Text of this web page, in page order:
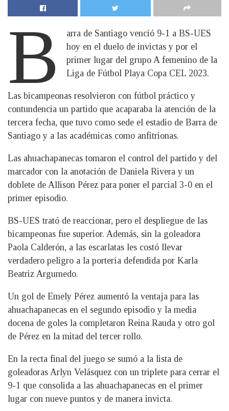
B
arra de Santiago venció 9-1 a BS-UES
hoy en el duelo de invictas y por el
primer lugar del grupo A femenino de la
Liga de Fútbol Playa Copa CEL 2023.
Las bicampeonas resolvieron con fútbol práctico y
contundencia un partido que acaparaba la atención de la
tercera fecha, que tuvo como sede el estadio de Barra de
Santiago y a las académicas como anfitrionas.
Las ahuachapanecas tomaron el control del partido y del
marcador con la anotación de Daniela Rivera y un
doblete de Allison Pérez para poner el parcial 3-0 en el
primer episodio.
BS-UES trató de reaccionar, pero el despliegue de las
bicampeonas fue superior. Además, sin la goleadora
Paola Calderón, a las escarlatas les costó llevar
verdadero peligro a la portería defendida por Karla
Beatriz Argumedo.
Un gol de Emely Pérez aumentó la ventaja para las
ahuachapanecas en el segundo episodio y la media
docena de goles la completaron Reina Rauda y otro gol
de Pérez en la mitad del tercer rollo.
En la recta final del juego se sumó a la lista de
goleadoras Arlyn Velásquez con un triplete para cerrar el
9-1 que consolida a las ahuachapanecas en el primer
lugar con nueve puntos y de manera invicta.